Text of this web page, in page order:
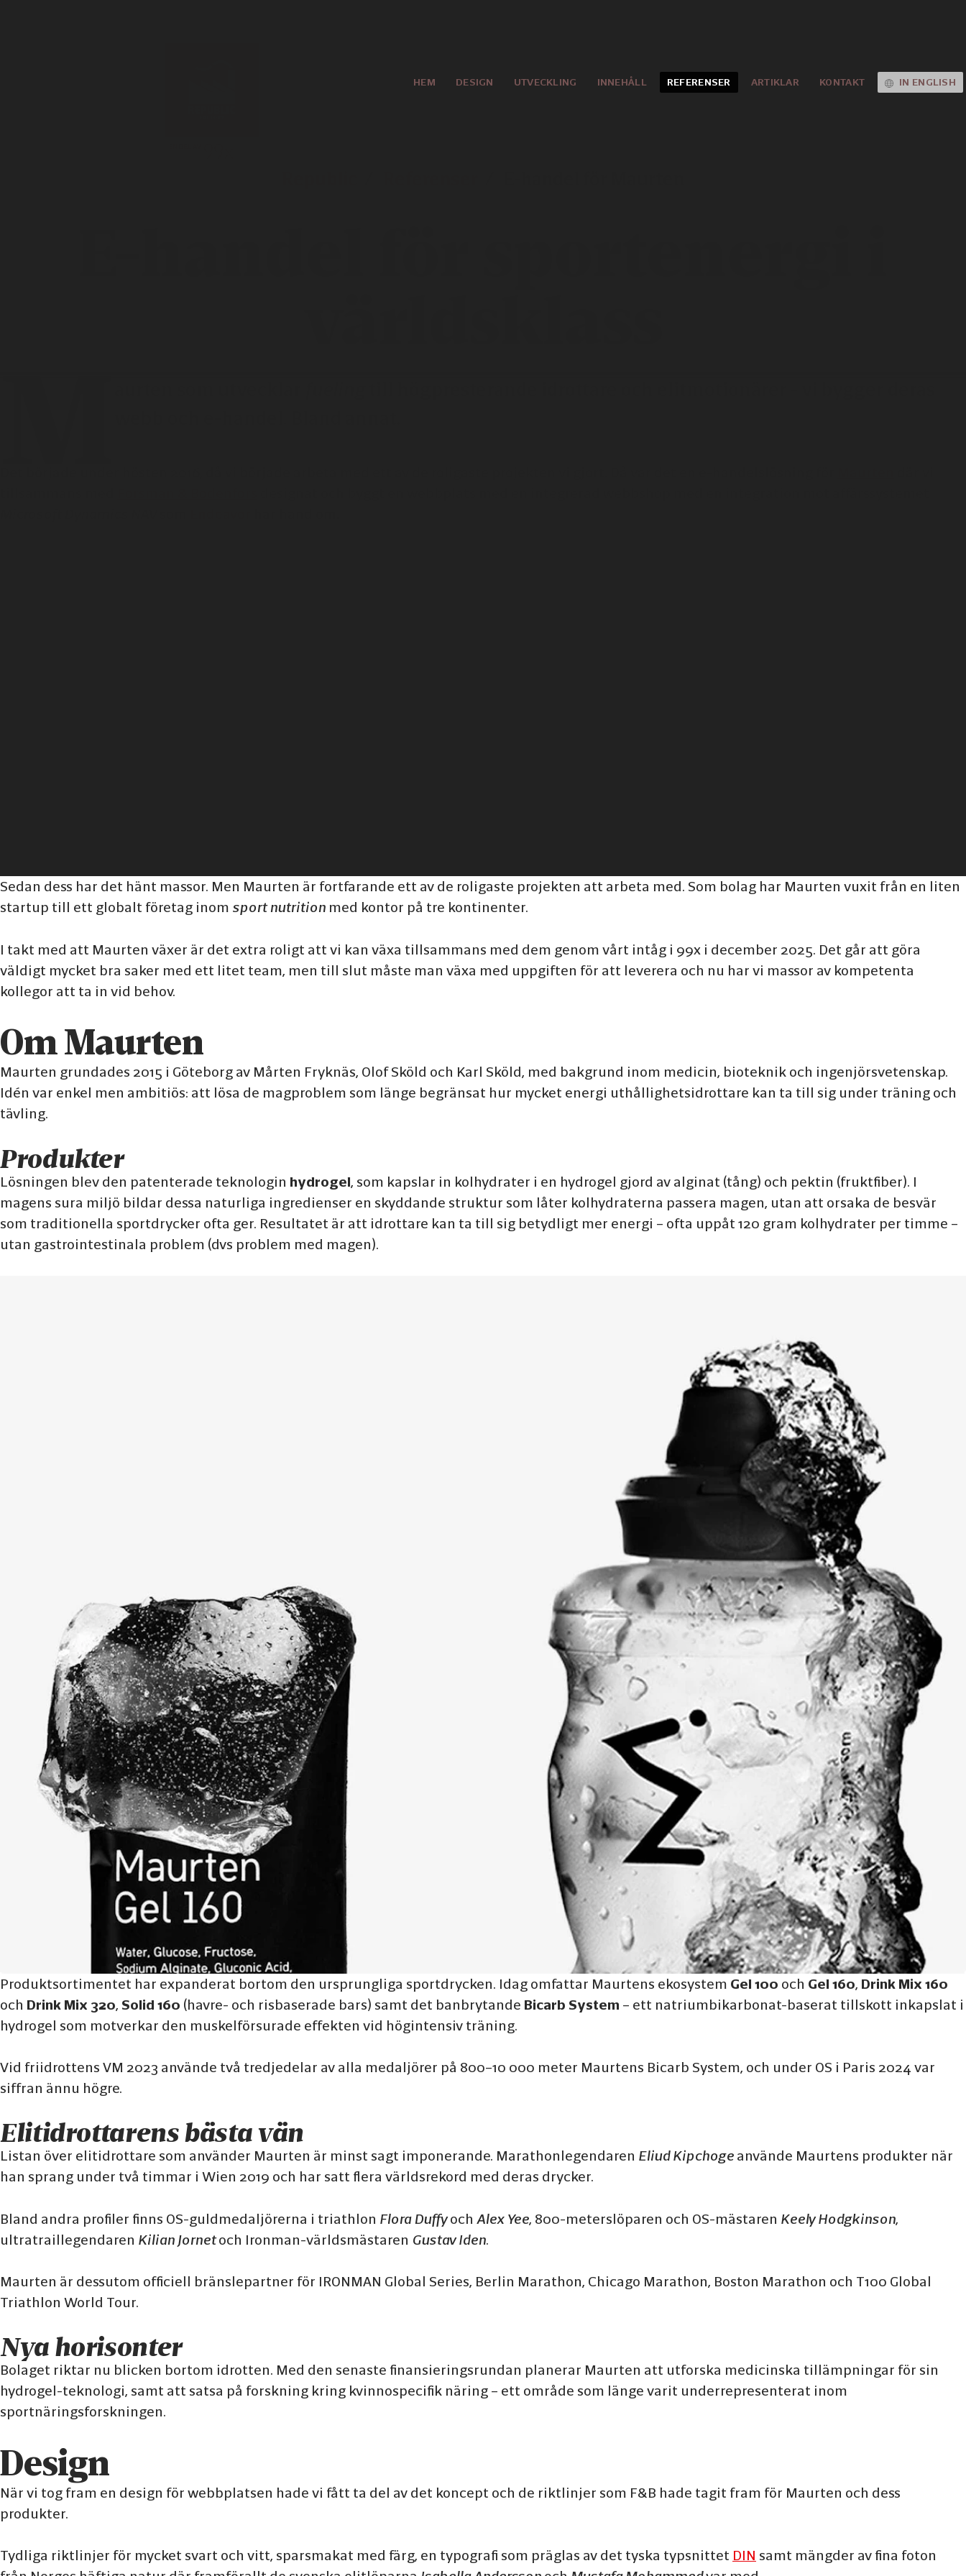
HEM DESIGN UTVECKLING INNEHÅLL REFERENSER ARTIKLAR KONTAKT IN ENGLISH
Sedan dess har det hänt massor. Men Maurten är fortfarande ett av de roligaste projekten att arbeta med. Som bolag har Maurten vuxit från en liten
startup till ett globalt företag inom sport nutrition med kontor på tre kontinenter.
I takt med att Maurten växer är det extra roligt att vi kan växa tillsammans med dem genom vårt intåg i 99x i december 2025. Det går att göra
väldigt mycket bra saker med ett litet team, men till slut måste man växa med uppgiften för att leverera och nu har vi massor av kompetenta
kollegor att ta in vid behov.
Om Maurten
Maurten grundades 2015 i Göteborg av Mårten Fryknäs, Olof Sköld och Karl Sköld, med bakgrund inom medicin, bioteknik och ingenjörsvetenskap.
Idén var enkel men ambitiös: att lösa de magproblem som länge begränsat hur mycket energi uthållighetsidrottare kan ta till sig under träning och
tävling.
Produkter
Lösningen blev den patenterade teknologin hydrogel, som kapslar in kolhydrater i en hydrogel gjord av alginat (tång) och pektin (fruktfiber). I
magens sura miljö bildar dessa naturliga ingredienser en skyddande struktur som låter kolhydraterna passera magen, utan att orsaka de besvär
som traditionella sportdrycker ofta ger. Resultatet är att idrottare kan ta till sig betydligt mer energi – ofta uppåt 120 gram kolhydrater per timme –
utan gastrointestinala problem (dvs problem med magen).
Produktsortimentet har expanderat bortom den ursprungliga sportdrycken. Idag omfattar Maurtens ekosystem Gel 100 och Gel 160, Drink Mix 160
och Drink Mix 320, Solid 160 (havre- och risbaserade bars) samt det banbrytande Bicarb System – ett natriumbikarbonat-baserat tillskott inkapslat i
hydrogel som motverkar den muskelförsurade effekten vid högintensiv träning.
Vid friidrottens VM 2023 använde två tredjedelar av alla medaljörer på 800–10 000 meter Maurtens Bicarb System, och under OS i Paris 2024 var
siffran ännu högre.
Elitidrottarens bästa vän
Listan över elitidrottare som använder Maurten är minst sagt imponerande. Marathonlegendaren Eliud Kipchoge använde Maurtens produkter när
han sprang under två timmar i Wien 2019 och har satt flera världsrekord med deras drycker.
Bland andra profiler finns OS-guldmedaljörerna i triathlon Flora Duffyoch Alex Yee, 800-meterslöparen och OS-mästaren Keely Hodgkinson,
ultratraillegendaren Kilian Jornetoch Ironman-världsmästaren Gustav Iden.
Maurten är dessutom officiell bränslepartner för IRONMAN Global Series, Berlin Marathon, Chicago Marathon, Boston Marathon och T100 Global
Triathlon World Tour.
Nya horisonter
Bolaget riktar nu blicken bortom idrotten. Med den senaste finansieringsrundan planerar Maurten att utforska medicinska tillämpningar för sin
hydrogel-teknologi, samt att satsa på forskning kring kvinnospecifik näring – ett område som länge varit underrepresenterat inom
sportnäringsforskningen.
Design
När vi tog fram en design för webbplatsen hade vi fått ta del av det koncept och de riktlinjer som F&B hade tagit fram för Maurten och dess
produkter.
Tydliga riktlinjer för mycket svart och vitt, sparsmakat med färg, en typografi som präglas av det tyska typsnittet DIN samt mängder av fina foton